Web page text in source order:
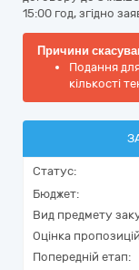
15:00 год, згідно
Причини
Подання
кількості
Статус:
Бюджет:
Вид предмету
Оцінка
Попередній етап: